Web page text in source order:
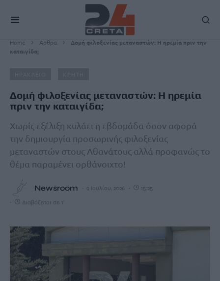
Home Άρθρα
Δομή φιλοξενίας μεταναστών: Η ηρεμία πριν την
καταιγίδα;
Δομή φιλοξενίας μεταναστών: Η ηρεμία
πριν την καταιγίδα;
Χωρίς εξέλιξη κυλάει η εβδομάδα όσον αφορά
την δημιουργία προσωρινής φιλοξενίας
μεταναστών στους Αθανάτους αλλά προφανώς το
θέμα παραμένει ορθάνοιχτο!
Newsroom 9 Ιουλίου, 2026 15:25
Διαβάζεται σε 1'